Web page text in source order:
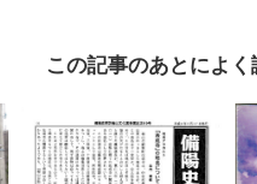
この記事のあとによく